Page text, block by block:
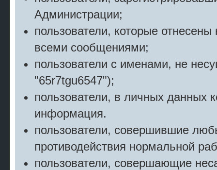
Администрации;
пользователи, которые
всеми сообщениями;
пользователи с именами, не
"65r7tgu6547");
пользователи, в личных данных
информация.
пользователи, совершившие
противодействия нормальной
пользователи, совершающие